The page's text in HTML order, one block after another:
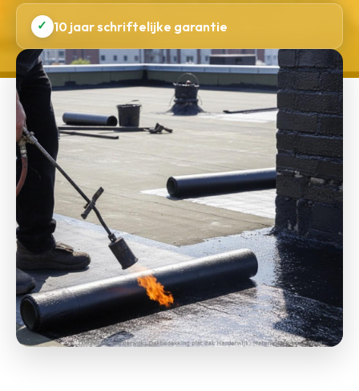
✓ 10 jaar schriftelijke garantie